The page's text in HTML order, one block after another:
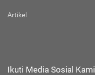
Artikel
Ikuti Media Sosial Kami